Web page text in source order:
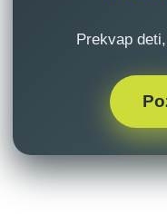
Prekvap